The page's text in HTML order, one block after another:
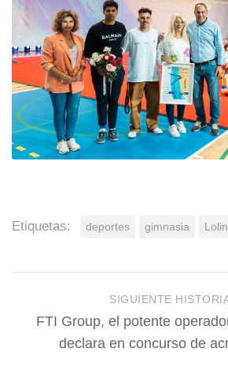
Etiquetas: deportes gimnasia
SIGUIENTE
FTI Group, el potente
declara en concurso de